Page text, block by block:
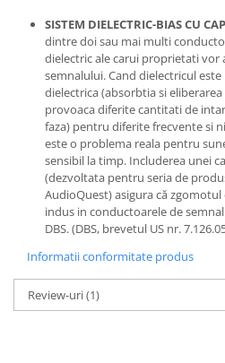
SISTEM DIELECTRIC-BIAS CU
dintre doi sau mai multi
dielectric ale carui proprietati vor
semnalului. Cand dielectricul
dielectrica (absorbtia si
provoaca diferite cantitati de
faza) pentru diferite frecvente si
este o problema reala pentru
sensibil la timp. Includerea unei
(dezvoltata pentru seria de
AudioQuest) asigura că
indus in conductoarele de
DBS. (DBS, brevetul US nr.
Informatii conformitate produs
Review-uri(1)